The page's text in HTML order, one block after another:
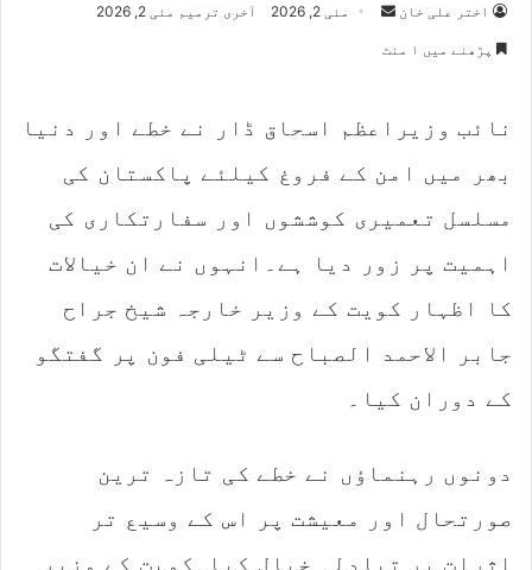
اختر علی خان
Send مئی 2, 2026 آخری ترمیم مئی 2, 2026
پڑھنے میں ۱ منٹ
نائب وزیراعظم اسحاق ڈار نے خطے اور دنیا
بھر میں امن کے فروغ کیلئے پاکستان کی
مسلسل تعمیری کوششوں اور سفارتکاری کی
اہمیت پر زور دیا ہے۔انہوں نے ان خیالات
کا اظہار کویت کے وزیر خارجہ شیخ جراح
جابر الاحمد الصباح سے ٹیلی فون پر گفتگو
کے دوران کیا۔
دونوں رہنماؤں نے خطے کی تازہ ترین
صورتحال اور معیشت پر اس کے وسیع تر
اثرات پر تبادلہ خیال کیا۔کویت کے وزیر